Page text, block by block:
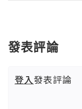
發表評論
登入發表評論